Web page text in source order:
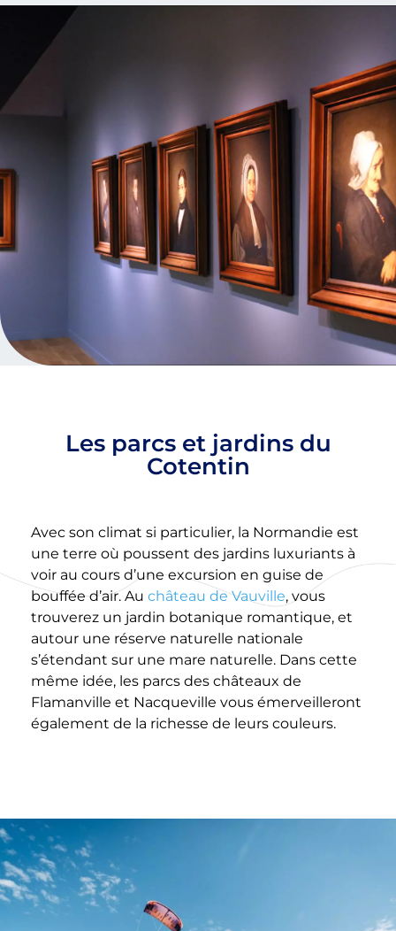
Les parcs et jardins du
Cotentin
Avec son climat si particulier, la Normandie est
une terre où poussent des jardins luxuriants à
voir au cours d’une excursion en guise de
bouffée d’air. Au château de Vauville, vous
trouverez un jardin botanique romantique, et
autour une réserve naturelle nationale
s’étendant sur une mare naturelle. Dans cette
même idée, les parcs des châteaux de
Flamanville et Nacqueville vous émerveilleront
également de la richesse de leurs couleurs.